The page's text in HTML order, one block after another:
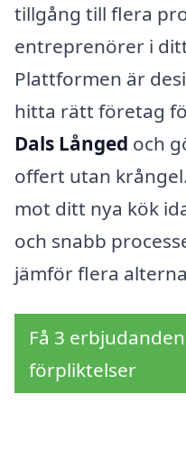
tillgång till flera
entreprenörer i
Plattformen är
hitta rätt företag
Dals Långed och
offert utan
mot ditt nya kök
och snabb
jämför flera
Få 3
förpliktelser